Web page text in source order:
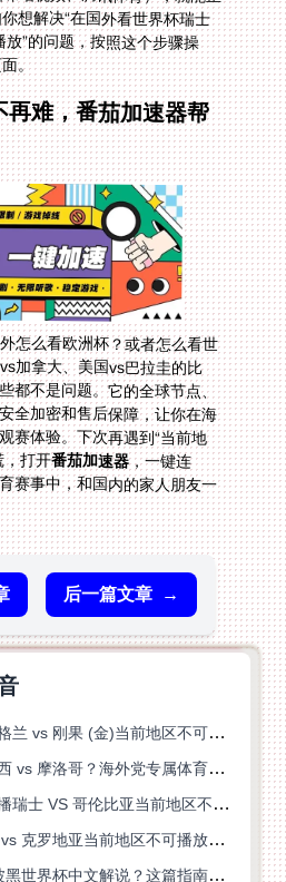
。
难，番茄加速器帮
怎么看欧洲杯？或者怎么看世
加拿大、美国vs巴拉圭的比
都不是问题。它的全球节点、
持、稳定流量、安全加密和售后保障，让你在海
受和国内一样的观赛体验。下次再遇到“当前地
，打开番茄加速器，一键连
接，就能沉浸在精彩的体育赛事中，和国内的家人朋友一
后一篇文章 →
在海外看世界杯直播英格兰 vs 刚果 (金)当前地区不可播放？这篇指南帮你突破所有限制
在国外如何看世界杯巴西 vs 摩洛哥？海外党专属体育观赛指南来了
在国外看世界杯中文直播瑞士 VS 哥伦比亚当前地区不可播放？这篇指南帮你搞定
在国外看世界杯巴拿马 vs 克罗地亚当前地区不可播放？这篇指南帮你轻松解决海外体育直播难题
在国外怎么看瑞士 vs 波黑世界杯中文解说？这篇指南帮你搞定所有地区限制问题